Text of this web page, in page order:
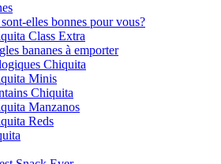
elles bonnes pour vous?
Class Extra
bananes à emporter
Chiquita
Minis
Chiquita
Manzanos
Reds